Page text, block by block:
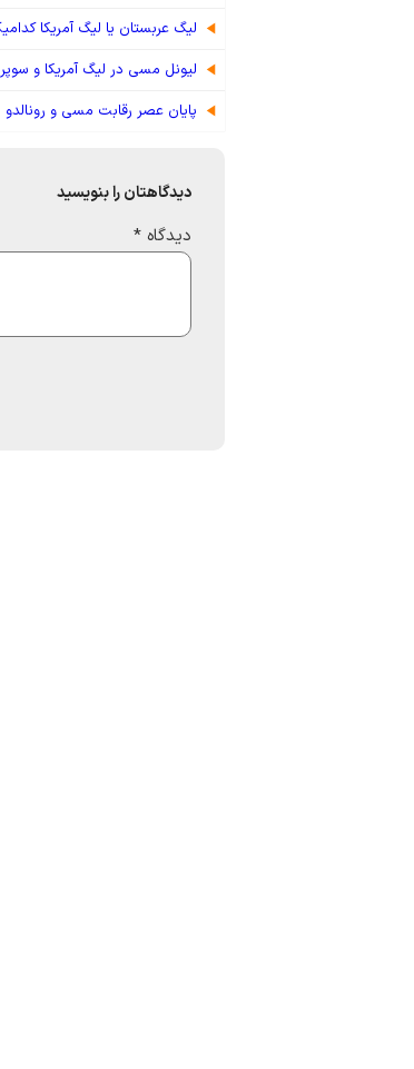
لیگ عربستان یا لیگ آمریکا
لیونل مسی در لیگ آمریکا و
پایان عصر رقابت مسی و رونالدو
دیدگاهتان را بنویسید
دیدگاه *